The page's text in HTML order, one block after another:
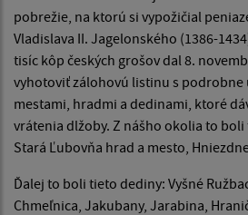
pobrežie, na ktorú si vypožičial
Vladislava II. Jagelonského (1386-
tisíc kôp českých grošov dal 8.
vyhotoviť záloho­vú listinu s podrobne
mestami, hradmi a dedinami, ktoré
vrátenia dlžoby. Z nášho okolia to
Stará Ľubovňa hrad a mesto,
Ďalej to boli tieto dediny: Vyšné
Chmeľnica, Jakubany, Jarabina,